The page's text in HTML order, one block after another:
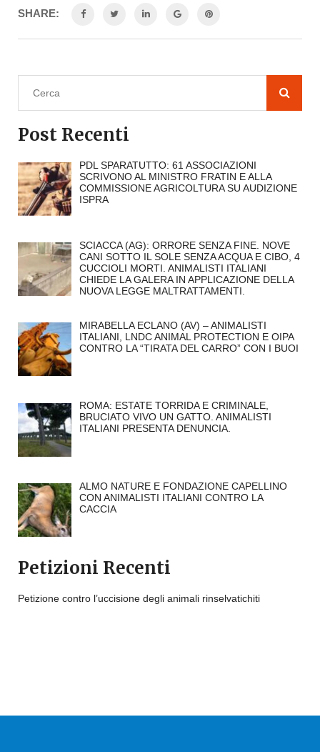
SHARE:
Post Recenti
PDL SPARATUTTO: 61 ASSOCIAZIONI
SCRIVONO AL MINISTRO FRATIN E ALLA
COMMISSIONE AGRICOLTURA SU AUDIZIONE
ISPRA
SCIACCA (AG): ORRORE SENZA FINE. NOVE
CANI SOTTO IL SOLE SENZA ACQUA E CIBO, 4
CUCCIOLI MORTI. ANIMALISTI ITALIANI
CHIEDE LA GALERA IN APPLICAZIONE DELLA
NUOVA LEGGE MALTRATTAMENTI.
MIRABELLA ECLANO (AV) – ANIMALISTI
ITALIANI, LNDC ANIMAL PROTECTION E OIPA
CONTRO LA “TIRATA DEL CARRO” CON I BUOI
ROMA: ESTATE TORRIDA E CRIMINALE,
BRUCIATO VIVO UN GATTO. ANIMALISTI
ITALIANI PRESENTA DENUNCIA.
ALMO NATURE E FONDAZIONE CAPELLINO
CON ANIMALISTI ITALIANI CONTRO LA
CACCIA
Petizioni Recenti
Petizione contro l’uccisione degli animali rinselvatichiti